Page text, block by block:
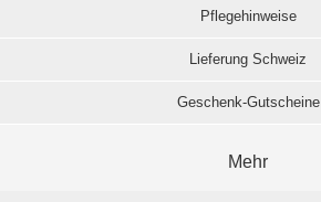
Pflegehinweise
Lieferung Schweiz
Geschenk-Gutscheine
Mehr